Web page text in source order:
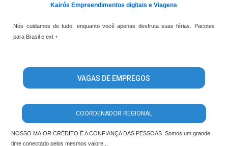
Kairós Empreendimentos digitais e Viagens
Nós cuidamos de tudo, enquanto você apenas desfruta suas férias. Pacotes
para Brasil e ext +
VAGAS DE EMPREGOS
COORDENADOR REGIONAL
NOSSO MAIOR CRÉDITO É A CONFIANÇA DAS PESSOAS. Somos um grande
time conectado pelos mesmos valore...